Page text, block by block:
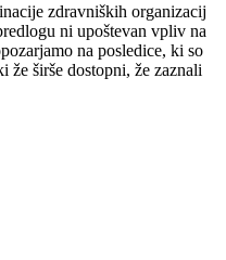
zdravniških organizacij
ni upoštevan vpliv na
na posledice, ki so
širše dostopni, že zaznali